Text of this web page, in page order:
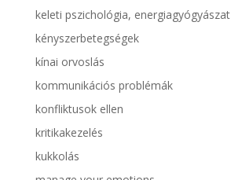
keleti pszichológia, energiagyógyászat
kényszerbetegségek
kínai orvoslás
kommunikációs problémák
konfliktusok ellen
kritikakezelés
kukkolás